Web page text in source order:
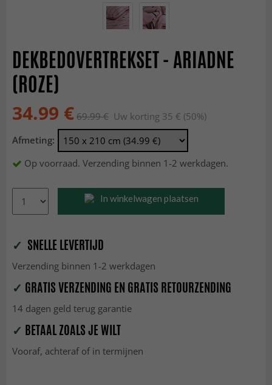
DEKBEDOVERTREKSET - ARIADNE
(ROZE)
34.99 € 69.99 € Uw korting 35 € (50%)
Afmeting:
Op voorraad. Verzending binnen 1-2 werkdagen.
In winkelwagen plaatsen
✓ SNELLE LEVERTIJD
Verzending binnen 1-2 werkdagen
✓ GRATIS VERZENDING EN GRATIS RETOURZENDING
14 dagen geld terug garantie
✓ BETAAL ZOALS JE WILT
Vooraf, achteraf of in termijnen